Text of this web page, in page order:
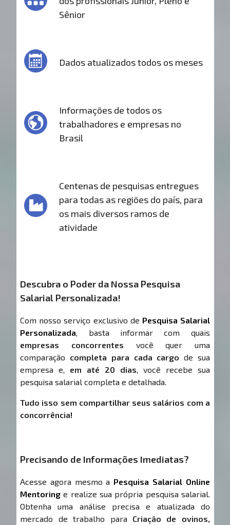
Sênior
Dados atualizados todos os meses
Informações de todos os
trabalhadores e empresas no
Brasil
Centenas de pesquisas entregues
para todas as regiões do país, para
os mais diversos ramos de
atividade
Descubra o Poder da Nossa Pesquisa
Salarial Personalizada!
Com nosso serviço exclusivo de Pesquisa Salarial
Personalizada, basta informar com quais
empresas concorrentes você quer uma
comparação completa para cada cargo de sua
empresa e, em até 20 dias, você recebe sua
pesquisa salarial completa e detalhada.
Tudo isso sem compartilhar seus salários com a
concorrência!
Precisando de Informações Imediatas?
Acesse agora mesmo a Pesquisa Salarial Online
Mentoring e realize sua própria pesquisa salarial.
Obtenha uma análise precisa e atualizada do
mercado de trabalho para Criação de ovinos,